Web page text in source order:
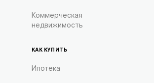
Коммерческая
недвижимость
КАК КУПИТЬ
Ипотека